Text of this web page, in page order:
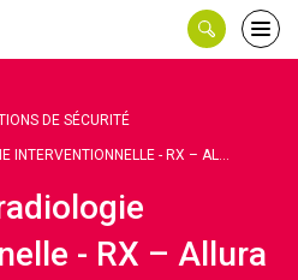
le
DE SÉCURITÉ
INTERVENTIONNELLE - RX – AL...
- RX – Allura